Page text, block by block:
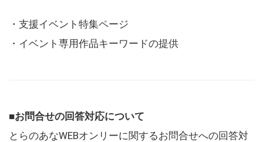
・支援イベント特集ページ
・イベント専用作品キーワードの提供
■お問合せの回答対応について
とらのあなWEBオンリーに関するお問合せへの回答対